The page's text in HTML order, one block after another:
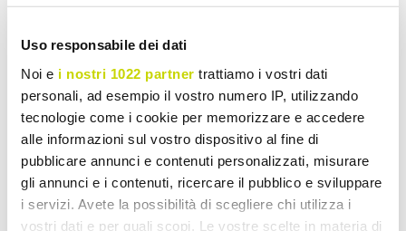
Uso responsabile dei dati
Noi e i nostri 1022 partner trattiamo i vostri dati
personali, ad esempio il vostro numero IP, utilizzando
tecnologie come i cookie per memorizzare e accedere
alle informazioni sul vostro dispositivo al fine di
pubblicare annunci e contenuti personalizzati, misurare
gli annunci e i contenuti, ricercare il pubblico e sviluppare
i servizi. Avete la possibilità di scegliere chi utilizza i
vostri dati e per quali scopi. Le vostre scelte in materia di